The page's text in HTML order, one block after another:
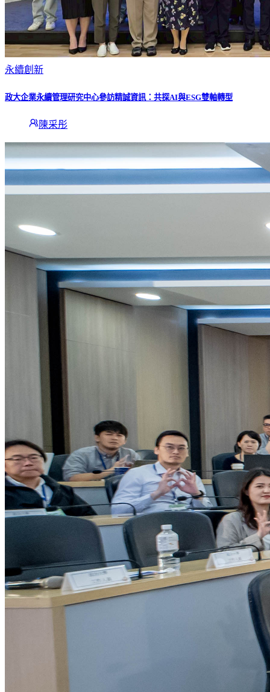
永續創新
政大企業永續管理研究中心參訪精誠資訊：共探AI與ESG雙軸轉型
陳采彤